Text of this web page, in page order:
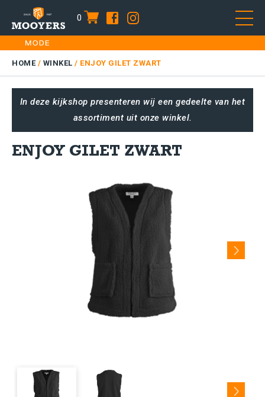
0 item
Skip
to
content
HOME
DAMES
KIDS
PLUS SIZE
HOME/ WINKEL / ENJOY GILET ZWART
In deze kijkshop presenteren wij een gedeelte van het
assortiment uit onze winkel.
ENJOY GILET ZWART
Next
Next